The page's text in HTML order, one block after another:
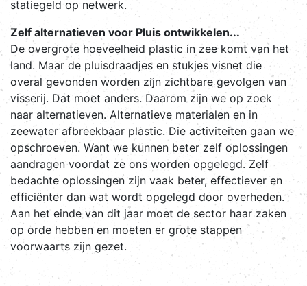
statiegeld op netwerk.
Zelf alternatieven voor Pluis ontwikkelen...
De overgrote hoeveelheid plastic in zee komt van het
land. Maar de pluisdraadjes en stukjes visnet die
overal gevonden worden zijn zichtbare gevolgen van
visserij. Dat moet anders. Daarom zijn we op zoek
naar alternatieven. Alternatieve materialen en in
zeewater afbreekbaar plastic. Die activiteiten gaan we
opschroeven. Want we kunnen beter zelf oplossingen
aandragen voordat ze ons worden opgelegd. Zelf
bedachte oplossingen zijn vaak beter, effectiever en
efficiënter dan wat wordt opgelegd door overheden.
Aan het einde van dit jaar moet de sector haar zaken
op orde hebben en moeten er grote stappen
voorwaarts zijn gezet.